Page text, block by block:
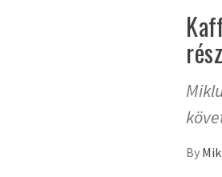
rész
By